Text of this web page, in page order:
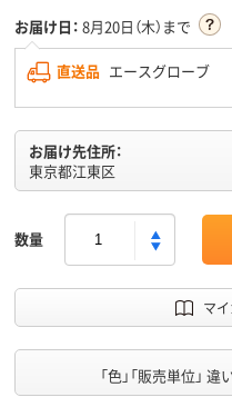
お届け日： 8月20日（木）まで
直送品 エースグローブ
お届け先住所：
東京都江東区
数量
マ
「色」「販売単位」 違